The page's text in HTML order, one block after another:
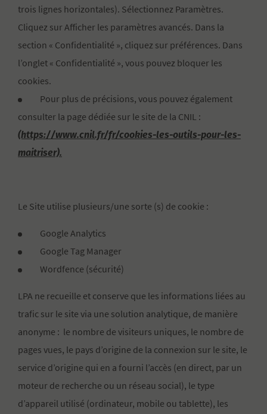
trois lignes horizontales). Sélectionnez Paramètres.
Cliquez sur Afficher les paramètres avancés. Dans la
section « Confidentialité », cliquez sur préférences. Dans
l’onglet « Confidentialité », vous pouvez bloquer les
cookies.
Pour plus de précisions, vous pouvez également
consulter la page dédiée sur le site de la CNIL :
(https://www.cnil.fr/fr/cookies-les-outils-pour-les-
maitriser).
Le Site utilise plusieurs/une sorte (s) de cookie :
Google Analytics
Google Tag Manager
Wordfence (sécurité)
LPA ne recueille et conserve que les informations liées au
trafic sur le site via une solution analytique, de manière
anonyme : le nombre de visiteurs uniques, le nombre de
pages vues, le pays d’origine de la connexion sur le site, le
service d’origine qui en a fourni l’accès (en direct, par un
moteur de recherche ou un réseau social), le type
d’appareil utilisé (ordinateur, mobile ou tablette), les